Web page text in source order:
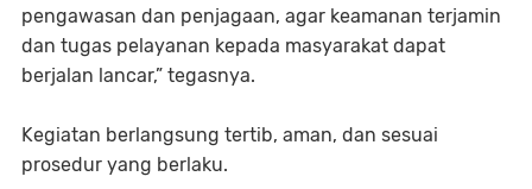
pengawasan dan penjagaan, agar keamanan terjamin
dan tugas pelayanan kepada masyarakat dapat
berjalan lancar,” tegasnya.
Kegiatan berlangsung tertib, aman, dan sesuai
prosedur yang berlaku.